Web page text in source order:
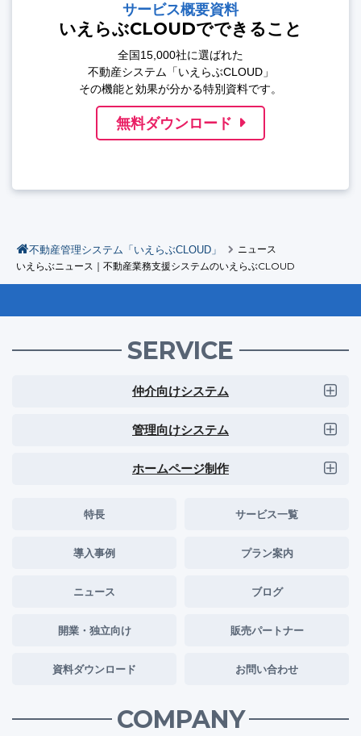
サービス概要資料
いえらぶCLOUDでできること
全国15,000社に選ばれた
不動産システム「いえらぶCLOUD」
その機能と効果が分かる特別資料です。
無料ダウンロード
不動産管理システム「いえらぶCLOUD」 ニュース
いえらぶニュース｜不動産業務支援システムのいえらぶCLOUD
SERVICE
仲介向けシステム
管理向けシステム
ホームページ制作
特長 サービス一覧
導入事例 プラン案内
ニュース ブログ
開業・独立向け 販売パートナー
資料ダウンロード お問い合わせ
COMPANY